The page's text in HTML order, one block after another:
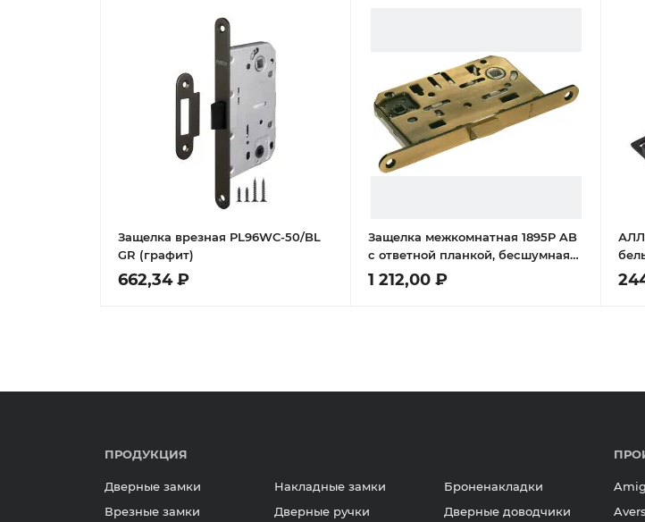
Защелка врезная PL96WC-50/BL
GR (графит)
662,34 ₽
Защелка межкомнатная 1895P AB
с ответной планкой, бесшумная
многофункциональная, цвет
античная бронза
1 212,00 ₽
ПРОДУКЦИЯ
Дверные замки
Врезные замки
Накладные замки
Дверные ручки
Броненакладки
Дверные доводчики